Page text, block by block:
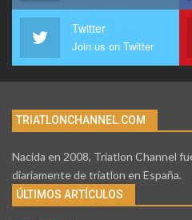
Twitter
Join us on Twitter
TRIATLONCHANNEL.COM
Nacida en 2008, Triatlon Channel
diariamente de triatlon en España.
ÚLTIMOS ARTÍCULOS